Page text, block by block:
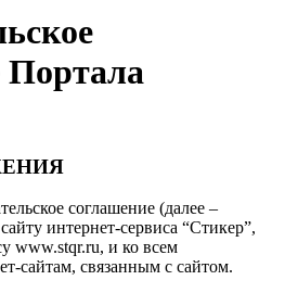
соглашение (далее –
интернет-сервиса “Стикер”,
www.stqr.ru, и ко всем
сайтам, связанным с сайтом.